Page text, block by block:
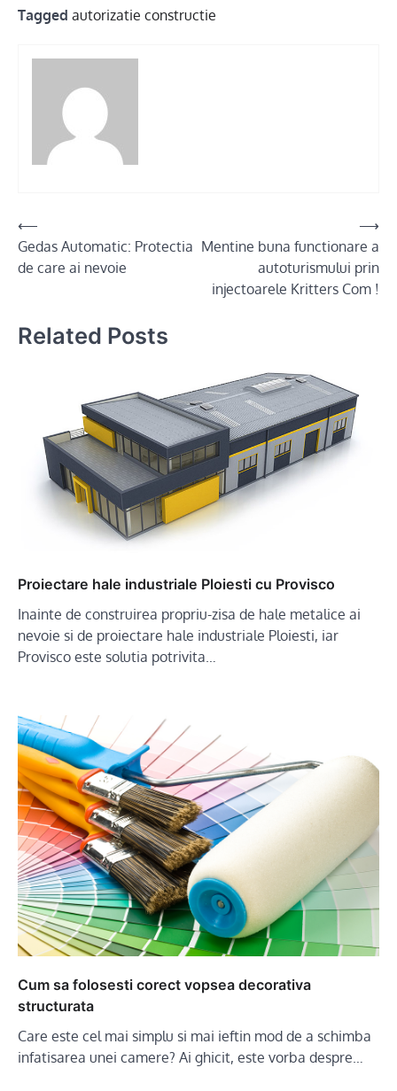
Tagged autorizatie constructie
Post
navigation
⟵
Gedas Automatic: Protectia
de care ai nevoie
Mentine buna functionare a
autoturismului prin
injectoarele Kritters Com !
⟶
Related Posts
Proiectare hale industriale Ploiesti cu Provisco
Inainte de construirea propriu-zisa de hale metalice ai
nevoie si de proiectare hale industriale Ploiesti, iar
Provisco este solutia potrivita…
Cum sa folosesti corect vopsea decorativa
structurata
Care este cel mai simplu si mai ieftin mod de a schimba
infatisarea unei camere? Ai ghicit, este vorba despre…